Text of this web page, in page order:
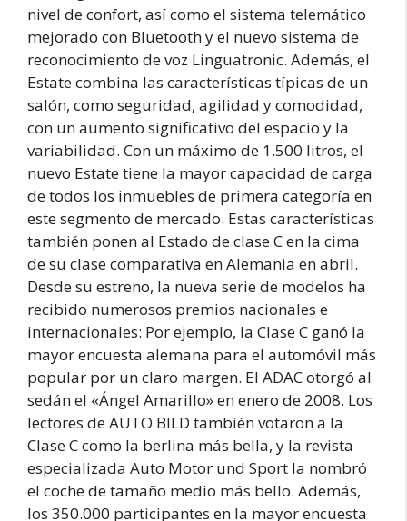
nivel de confort, así como el sistema telemático
mejorado con Bluetooth y el nuevo sistema de
reconocimiento de voz Linguatronic. Además, el
Estate combina las características típicas de un
salón, como seguridad, agilidad y comodidad,
con un aumento significativo del espacio y la
variabilidad. Con un máximo de 1.500 litros, el
nuevo Estate tiene la mayor capacidad de carga
de todos los inmuebles de primera categoría en
este segmento de mercado. Estas características
también ponen al Estado de clase C en la cima
de su clase comparativa en Alemania en abril.
Desde su estreno, la nueva serie de modelos ha
recibido numerosos premios nacionales e
internacionales: Por ejemplo, la Clase C ganó la
mayor encuesta alemana para el automóvil más
popular por un claro margen. El ADAC otorgó al
sedán el «Ángel Amarillo» en enero de 2008. Los
lectores de AUTO BILD también votaron a la
Clase C como la berlina más bella, y la revista
especializada Auto Motor und Sport la nombró
el coche de tamaño medio más bello. Además,
los 350.000 participantes en la mayor encuesta